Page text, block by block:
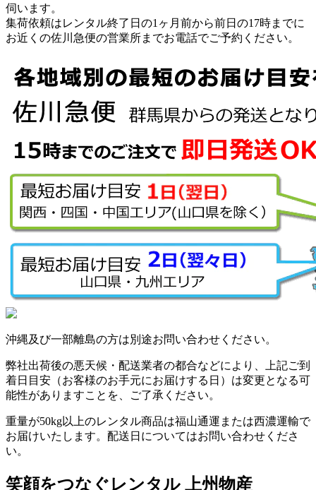
伺います。
集荷依頼はレンタル終了日の1ヶ月前から前日の17時までに
お近くの佐川急便の営業所までお電話でご予約ください。
沖縄及び一部離島の方は別途お問い合わせください。
弊社出荷後の悪天候・配送業者の都合などにより、上記ご到
着日目安（お客様のお手元にお届けする日）は変更となる可
能性がありますことを、ご了承ください。
重量が50kg以上のレンタル商品は福山通運または西濃運輸で
お届けいたします。配送日についてはお問い合わせくださ
い。
笑顔をつなぐレンタル 上州物産